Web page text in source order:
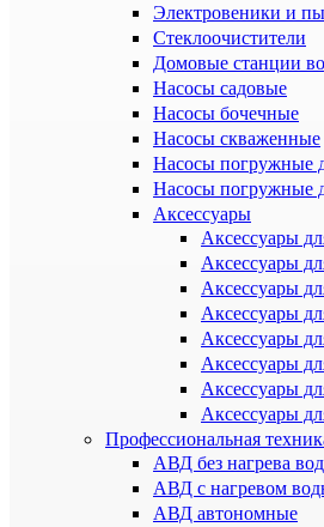
Электровеники и
Стеклоочистители
Домовые станции
Насосы садовые
Насосы бочечные
Насосы скваженные
Насосы погружные
Насосы погружные
Аксессуары
Аксессуары
Аксессуары
Аксессуары
Аксессуары
Аксессуары
Аксессуары
Аксессуары
Аксессуары
Профессиональная
АВД без нагрева
АВД с нагревом
АВД автономные